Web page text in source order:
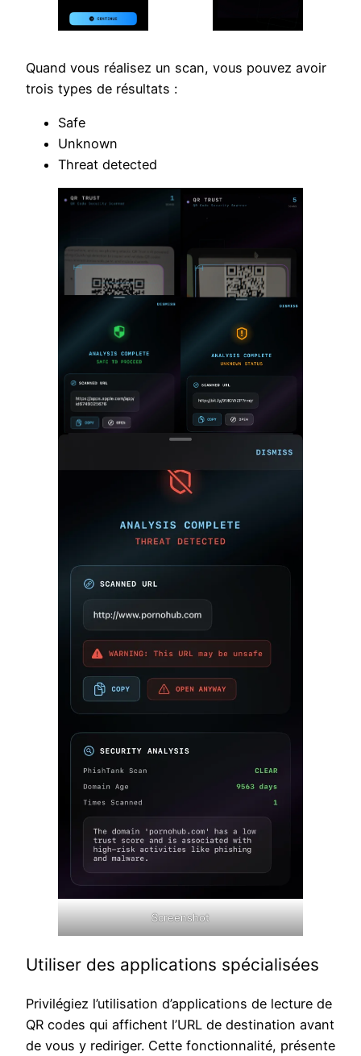
Quand vous réalisez un scan, vous pouvez avoir
trois types de résultats :
Safe
Unknown
Threat detected
Screenshot
Utiliser des applications spécialisées
Privilégiez l’utilisation d’applications de lecture de
QR codes qui affichent l’URL de destination avant
de vous y rediriger. Cette fonctionnalité, présente